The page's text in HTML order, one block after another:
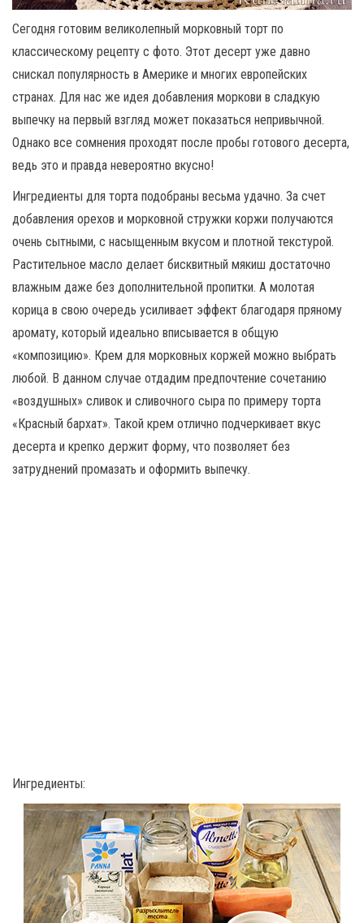
Сегодня готовим великолепный морковный торт по
классическому рецепту с фото. Этот десерт уже давно
снискал популярность в Америке и многих европейских
странах. Для нас же идея добавления моркови в сладкую
выпечку на первый взгляд может показаться непривычной.
Однако все сомнения проходят после пробы готового десерта,
ведь это и правда невероятно вкусно!
Ингредиенты для торта подобраны весьма удачно. За счет
добавления орехов и морковной стружки коржи получаются
очень сытными, с насыщенным вкусом и плотной текстурой.
Растительное масло делает бисквитный мякиш достаточно
влажным даже без дополнительной пропитки. А молотая
корица в свою очередь усиливает эффект благодаря пряному
аромату, который идеально вписывается в общую
«композицию». Крем для морковных коржей можно выбрать
любой. В данном случае отдадим предпочтение сочетанию
«воздушных» сливок и сливочного сыра по примеру торта
«Красный бархат». Такой крем отлично подчеркивает вкус
десерта и крепко держит форму, что позволяет без
затруднений промазать и оформить выпечку.
Ингредиенты: